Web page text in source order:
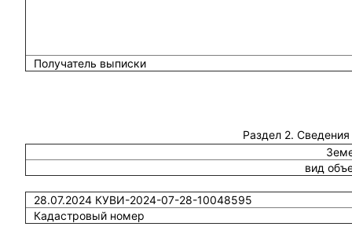
Получатель выписки
Раздел 2.
вид
28.07.2024 КУВИ-2024-07-28-10048595
Кадастровый номер